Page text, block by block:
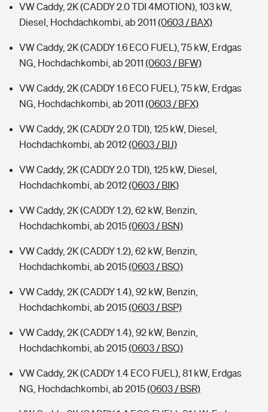
VW Caddy, 2K (CADDY 2.0 TDI 4MOTION), 103 kW,
Diesel, Hochdachkombi, ab 2011 (0603 / BAX)
VW Caddy, 2K (CADDY 1.6 ECO FUEL), 75 kW, Erdgas
NG, Hochdachkombi, ab 2011 (0603 / BFW)
VW Caddy, 2K (CADDY 1.6 ECO FUEL), 75 kW, Erdgas
NG, Hochdachkombi, ab 2011 (0603 / BFX)
VW Caddy, 2K (CADDY 2.0 TDI), 125 kW, Diesel,
Hochdachkombi, ab 2012(0603 / BIJ)
VW Caddy, 2K (CADDY 2.0 TDI), 125 kW, Diesel,
Hochdachkombi, ab 2012(0603 / BIK)
VW Caddy, 2K (CADDY 1.2), 62 kW, Benzin,
Hochdachkombi, ab 2015(0603 / BSN)
VW Caddy, 2K (CADDY 1.2), 62 kW, Benzin,
Hochdachkombi, ab 2015(0603 / BSO)
VW Caddy, 2K (CADDY 1.4), 92 kW, Benzin,
Hochdachkombi, ab 2015(0603 / BSP)
VW Caddy, 2K (CADDY 1.4), 92 kW, Benzin,
Hochdachkombi, ab 2015(0603 / BSQ)
VW Caddy, 2K (CADDY 1.4 ECO FUEL), 81 kW, Erdgas
NG, Hochdachkombi, ab 2015(0603 / BSR)